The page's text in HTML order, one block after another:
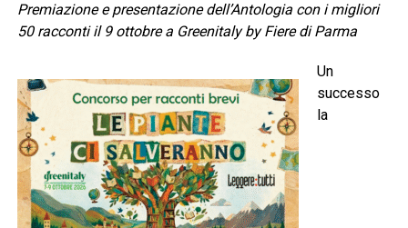
Premiazione e presentazione dell’Antologia con i migliori
50 racconti il 9 ottobre a Greenitaly by Fiere di Parma
Un
successo
la